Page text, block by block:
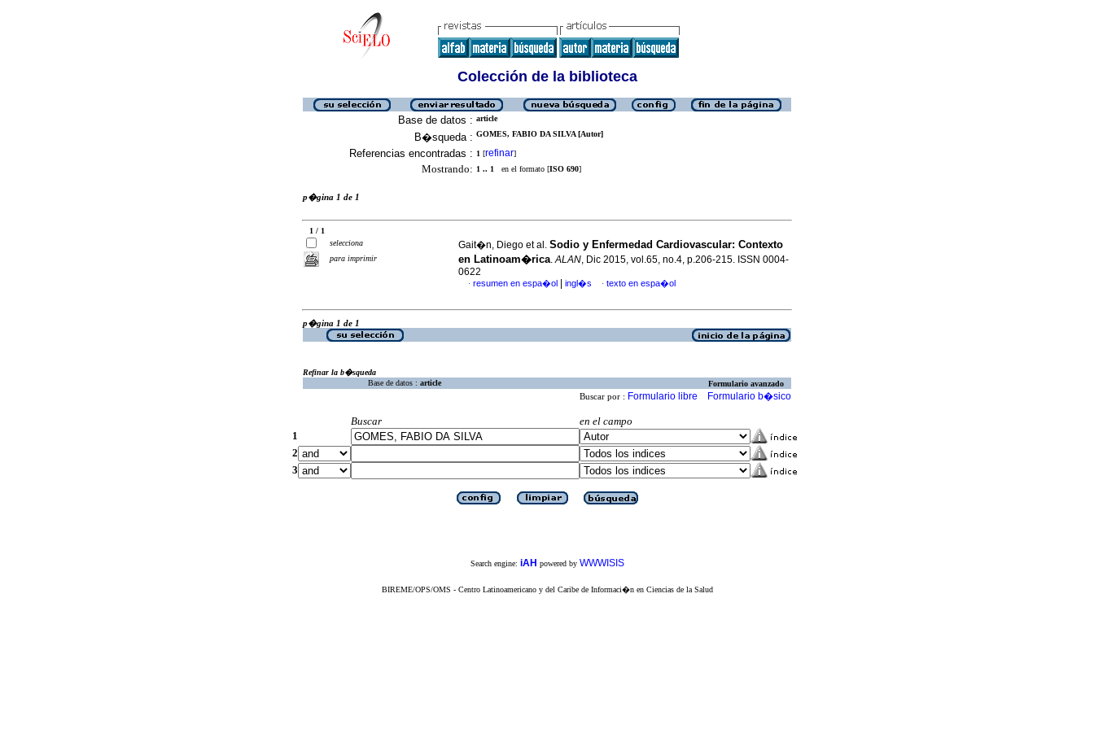
Colección de la biblioteca
Base de datos : article
B�squeda : GOMES, FABIO DA SILVA [Autor]
Referencias encontradas : 1 [refinar]
Mostrando: 1 .. 1 en el formato [ISO 690]
p�gina 1 de 1
1 / 1
selecciona
para imprimir
Gait�n, Diego et al. Sodio y Enfermedad Cardiovascular: Contexto
en Latinoam�rica.ALAN, Dic 2015, vol.65, no.4, p.206-215. ISSN 0004-
0622
· resumen en espa�ol ingl�s · texto en espa�ol
p�gina 1 de 1
Refinar la b�squeda
Base de datos : article Formulario avanzado
Buscar por : Formulario libre Formulario b�sico
Buscar
en el campo
1
2
3
Search engine: iAH powered by WWWISIS
BIREME/OPS/OMS - Centro Latinoamericano y del Caribe de Informaci�n en Ciencias de la Salud